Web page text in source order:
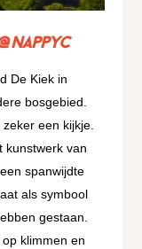
De Kiek in
bosgebied.
een kijkje.
kunstwerk van
spanwijdte
als symbool
gestaan.
klimmen en